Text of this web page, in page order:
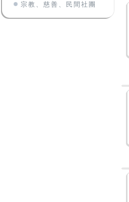
宗教、慈善、民間社團